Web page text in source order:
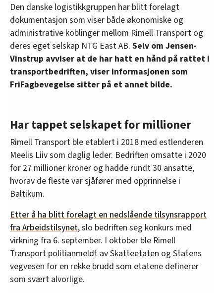
Den danske logistikkgruppen har blitt forelagt
dokumentasjon som viser både økonomiske og
administrative koblinger mellom Rimell Transport og
deres eget selskap NTG East AB. Selv om Jensen-
Vinstrup avviser at de har hatt en hånd på rattet i
transportbedriften, viser informasjonen som
FriFagbevegelse sitter på et annet bilde.
Har tappet selskapet for millioner
Rimell Transport ble etablert i 2018 med estlenderen
Meelis Liiv som daglig leder. Bedriften omsatte i 2020
for 27 millioner kroner og hadde rundt 30 ansatte,
hvorav de fleste var sjåfører med opprinnelse i
Baltikum.
Etter å ha blitt forelagt en nedslående tilsynsrapport
fra Arbeidstilsynet, slo bedriften seg konkurs med
virkning fra 6. september. I oktober ble Rimell
Transport politianmeldt av Skatteetaten og Statens
vegvesen for en rekke brudd som etatene definerer
som svært alvorlige.